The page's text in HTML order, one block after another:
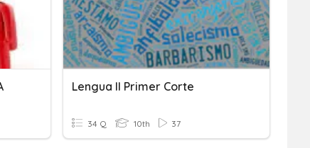
Lengua II Primer Corte
34 Q 10th 37